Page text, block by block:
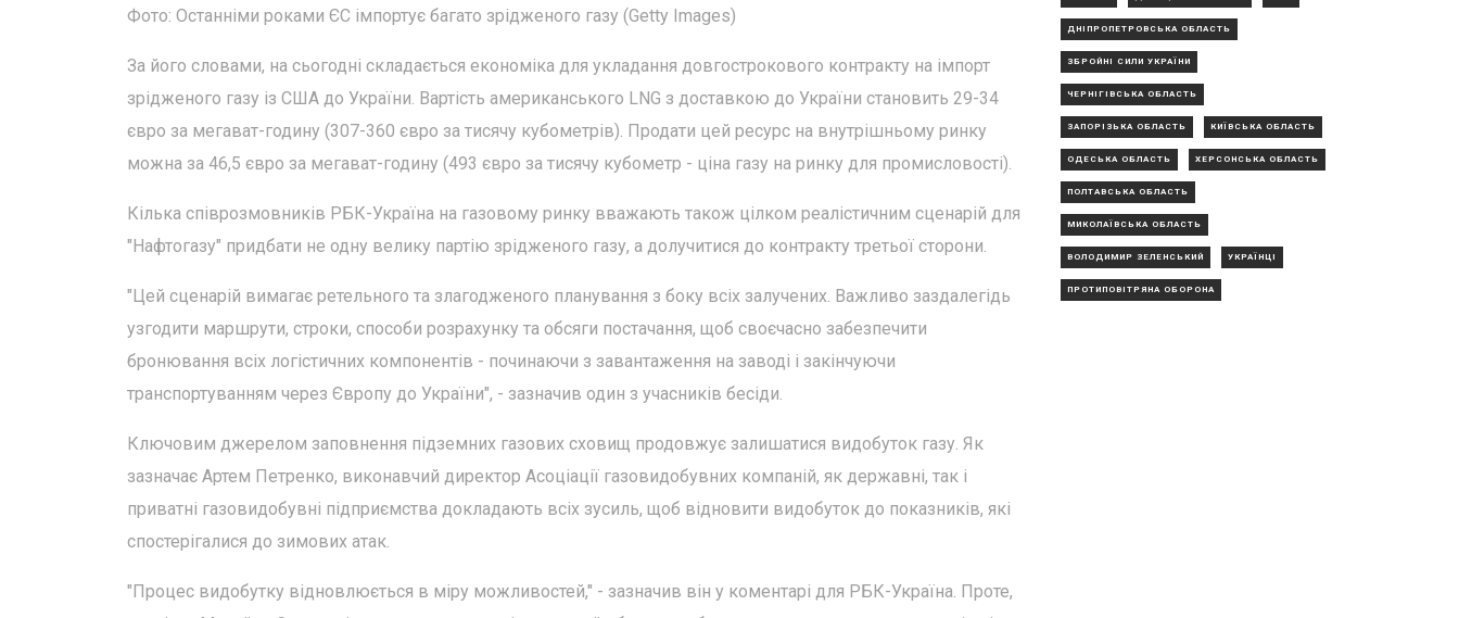
Фото: Останніми роками ЄС імпортує багато зрідженого газу (Getty Images)
За його словами, на сьогодні складається економіка для укладання довгострокового контракту на імпорт
зрідженого газу із США до України. Вартість американського LNG з доставкою до України становить 29-34
євро за мегават-годину (307-360 євро за тисячу кубометрів). Продати цей ресурс на внутрішньому ринку
можна за 46,5 євро за мегават-годину (493 євро за тисячу кубометр - ціна газу на ринку для промисловості).
Кілька співрозмовників РБК-Україна на газовому ринку вважають також цілком реалістичним сценарій для
"Нафтогазу" придбати не одну велику партію зрідженого газу, а долучитися до контракту третьої сторони.
"Цей сценарій вимагає ретельного та злагодженого планування з боку всіх залучених. Важливо заздалегідь
узгодити маршрути, строки, способи розрахунку та обсяги постачання, щоб своєчасно забезпечити
бронювання всіх логістичних компонентів - починаючи з завантаження на заводі і закінчуючи
транспортуванням через Європу до України", - зазначив один з учасників бесіди.
Ключовим джерелом заповнення підземних газових сховищ продовжує залишатися видобуток газу. Як
зазначає Артем Петренко, виконавчий директор Асоціації газовидобувних компаній, як державні, так і
приватні газовидобувні підприємства докладають всіх зусиль, щоб відновити видобуток до показників, які
спостерігалися до зимових атак.
"Процес видобутку відновлюється в міру можливостей," - зазначив він у коментарі для РБК-Україна. Проте,
ДНІПРОПЕТРОВСЬКА ОБЛАСТЬ
ЗБРОЙНІ СИЛИ УКРАЇНИ
ЧЕРНІГІВСЬКА ОБЛАСТЬ
ЗАПОРІЗЬКА ОБЛАСТЬ КИЇВСЬКА ОБЛАСТЬ
ОДЕСЬКА ОБЛАСТЬ ХЕРСОНСЬКА ОБЛАСТЬ
ПОЛТАВСЬКА ОБЛАСТЬ
МИКОЛАЇВСЬКА ОБЛАСТЬ
ВОЛОДИМИР ЗЕЛЕНСЬКИЙ УКРАЇНЦІ
ПРОТИПОВІТРЯНА ОБОРОНА